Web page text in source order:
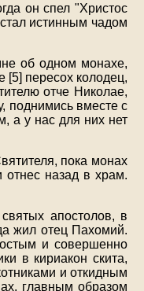
он спел "Христос
истинным чадом
об одном монахе,
[5] пересох колодец,
отче Николае,
поднимись вместе с
а у нас для них нет
пока монах
отнес назад в храм.
апостолов, в
жил отец Пахомий.
и совершенно
в кириакон скита,
и откидным
главным образом